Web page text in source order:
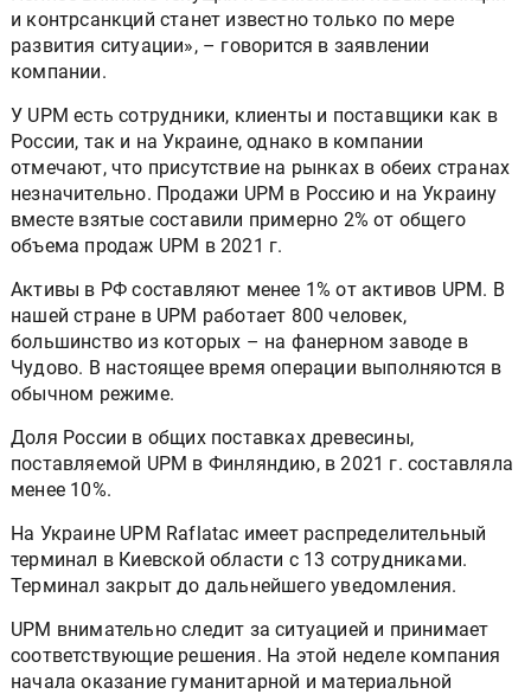
и контрсанкций станет известно только по мере
развития ситуации», – говорится в заявлении
компании.
У UPM есть сотрудники, клиенты и поставщики как в
России, так и на Украине, однако в компании
отмечают, что присутствие на рынках в обеих странах
незначительно. Продажи UPM в Россию и на Украину
вместе взятые составили примерно 2% от общего
объема продаж UPM в 2021 г.
Активы в РФ составляют менее 1% от активов UPM. В
нашей стране в UPM работает 800 человек,
большинство из которых – на фанерном заводе в
Чудово. В настоящее время операции выполняются в
обычном режиме.
Доля России в общих поставках древесины,
поставляемой UPM в Финляндию, в 2021 г. составляла
менее 10%.
На Украине UPM Raflatac имеет распределительный
терминал в Киевской области с 13 сотрудниками.
Терминал закрыт до дальнейшего уведомления.
UPM внимательно следит за ситуацией и принимает
соответствующие решения. На этой неделе компания
начала оказание гуманитарной и материальной